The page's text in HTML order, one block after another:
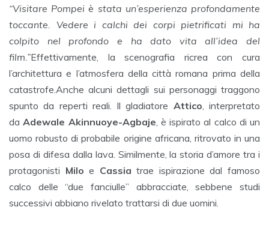
“Visitare Pompei è stata un’esperienza profondamente
toccante. Vedere i calchi dei corpi pietrificati mi ha
colpito nel profondo e ha dato vita all’idea del
film.”Effettivamente, la scenografia ricrea con cura
l’architettura e l’atmosfera della città romana prima della
catastrofe.Anche alcuni dettagli sui personaggi traggono
spunto da reperti reali. Il gladiatore Attico , interpretato
daAdewale Akinnuoye-Agbaje , è ispirato al calco di un
uomo robusto di probabile origine africana, ritrovato in una
posa di difesa dalla lava. Similmente, la storia d’amore tra i
protagonisti Milo e Cassia trae ispirazione dal famoso
calco delle “due fanciulle” abbracciate, sebbene studi
successivi abbiano rivelato trattarsi di due uomini.